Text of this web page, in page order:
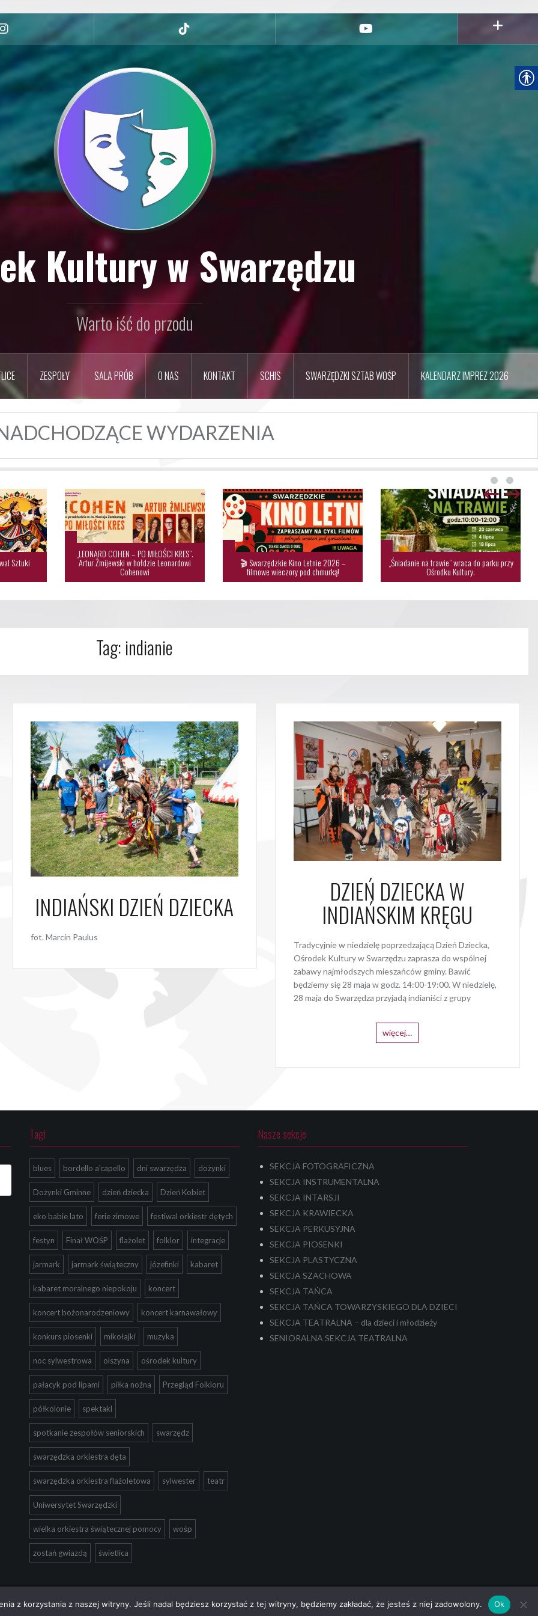
tiktok
Kultury w Swarzędzu
Warto iść do przodu
ZESPOŁY SALA PRÓB O NAS KONTAKT SCHIS SWARZĘDZKI SZTAB WOŚP KALENDARZ IMPREZ 2026
WYDARZENIA
Sztuki
„LEONARD COHEN – PO MIŁOŚCI KRES”.
Artur Żmijewski w hołdzie Leonardowi
Cohenowi
🎬 Swarzędzkie Kino Letnie 2026 –
filmowe wieczory pod chmurką!
„Śniadanie na trawie” wraca do parku przy
Ośrodku Kultury.
Tag: indianie
INDIAŃSKI DZIEŃ DZIECKA
fot. Marcin Paulus
DZIEŃ DZIECKA W
INDIAŃSKIM KRĘGU
Tradycyjnie w niedzielę poprzedzającą Dzień Dziecka,
Ośrodek Kultury w Swarzędzu zaprasza do wspólnej
zabawy najmłodszych mieszańców gminy. Bawić
będziemy się 28 maja w godz. 14:00-19:00. W niedzielę,
28 maja do Swarzędza przyjadą indianiści z grupy
więcej…
Tagi
blues bordello a'capello dni swarzędza dożynki
Dożynki Gminne dzień dziecka Dzień Kobiet
eko babie lato ferie zimowe festiwal orkiestr dętych
festyn Finał WOŚP flażolet folklor integracje
jarmark jarmark świąteczny józefinki kabaret
kabaret moralnego niepokoju koncert
koncert bożonarodzeniowy koncert karnawałowy
konkurs piosenki mikołajki muzyka
noc sylwestrowa olszyna ośrodek kultury
pałacyk pod lipami piłka nożna Przegląd Folkloru
półkolonie spektakl
spotkanie zespołów seniorskich swarzędz
swarzędzka orkiestra dęta
swarzędzka orkiestra flażoletowa sylwester teatr
Uniwersytet Swarzędzki
wielka orkiestra świątecznej pomocy wośp
zostań gwiazdą świetlica
Nasze sekcje
SEKCJA FOTOGRAFICZNA
SEKCJA INSTRUMENTALNA
SEKCJA INTARSJI
SEKCJA KRAWIECKA
SEKCJA PERKUSYJNA
SEKCJA PIOSENKI
SEKCJA PLASTYCZNA
SEKCJA SZACHOWA
SEKCJA TAŃCA
SEKCJA TAŃCA TOWARZYSKIEGO DLA DZIECI
SEKCJA TEATRALNA – dla dzieci i młodzieży
SENIORALNA SEKCJA TEATRALNA
z korzystania z naszej witryny. Jeśli nadal będziesz korzystać z tej witryny, będziemy zakładać, że jesteś z niej zadowolony. Ok